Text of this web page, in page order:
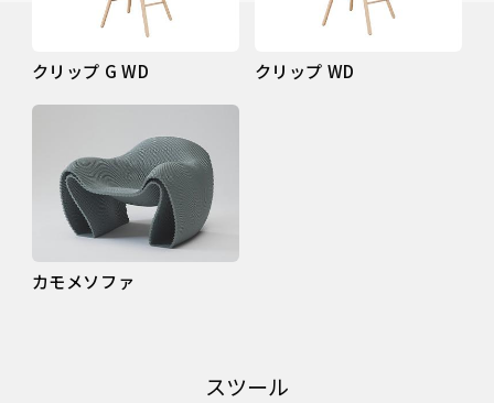
クリップ G WD クリップ WD
カモメソファ
スツール